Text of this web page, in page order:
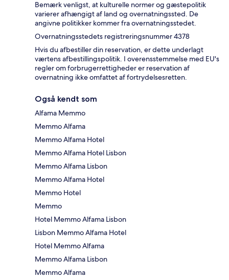
Bemærk venligst, at kulturelle normer og gæstepolitik
varierer afhængigt af land og overnatningssted. De
angivne politikker kommer fra overnatningsstedet.
Overnatningsstedets registreringsnummer 4378
Hvis du afbestiller din reservation, er dette underlagt
værtens afbestillingspolitik. I overensstemmelse med EU's
regler om forbrugerrettigheder er reservation af
overnatning ikke omfattet af fortrydelsesretten.
Også kendt som
Alfama Memmo
Memmo Alfama
Memmo Alfama Hotel
Memmo Alfama Hotel Lisbon
Memmo Alfama Lisbon
Memmo Alfama Hotel
Memmo Hotel
Memmo
Hotel Memmo Alfama Lisbon
Lisbon Memmo Alfama Hotel
Hotel Memmo Alfama
Memmo Alfama Lisbon
Memmo Alfama